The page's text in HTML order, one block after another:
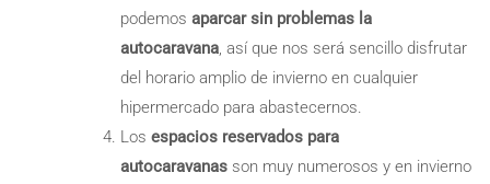
podemos aparcar sin problemas la
autocaravana, así que nos será sencillo disfrutar
del horario amplio de invierno en cualquier
hipermercado para abastecernos.
Los espacios reservados para
autocaravanas son muy numerosos y en invierno